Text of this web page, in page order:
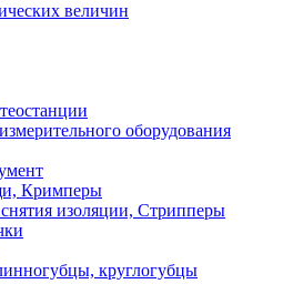
величин
оборудования
Кримперы
изоляции, Стрипперы
круглогубцы